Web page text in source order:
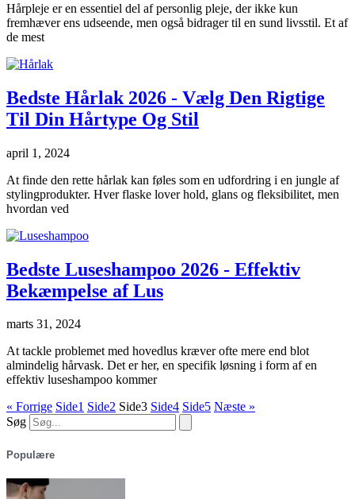
Hårpleje er en essentiel del af personlig pleje, der ikke kun
fremhæver ens udseende, men også bidrager til en sund livsstil. Et af
de mest
Bedste Hårlak 2026 - Vælg Den Rigtige
Til Din Hårtype Og Stil
april 1, 2024
At finde den rette hårlak kan føles som en udfordring i en jungle af
stylingprodukter. Hver flaske lover hold, glans og fleksibilitet, men
hvordan ved
Bedste Luseshampoo 2026 - Effektiv
Bekæmpelse af Lus
marts 31, 2024
At tackle problemet med hovedlus kræver ofte mere end blot
almindelig hårvask. Det er her, en specifik løsning i form af en
effektiv luseshampoo kommer
« Forrige Side1 Side2 Side3 Side4 Side5 Næste »
Søg
Populære